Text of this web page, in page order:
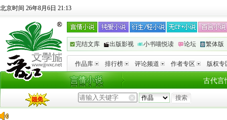
北京时间 26年8月6日 21:13
完结文库 出版影视 小书喵悦读 论坛 繁体版
作品库 排行榜 评论频道 作者专区 版权专
古代言